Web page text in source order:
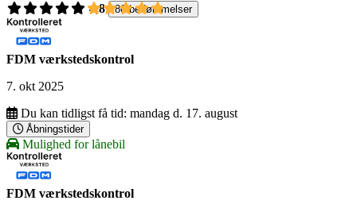
4,8
86 bedømmelser
FDM værkstedskontrol
7. okt 2025
Du kan tidligst få tid: mandag d. 17. august
Åbningstider
Mulighed for lånebil
FDM værkstedskontrol